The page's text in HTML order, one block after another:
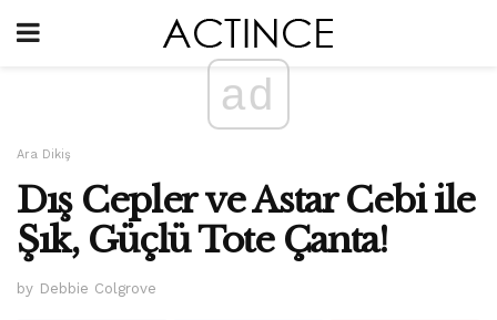
ad
Ara Dikiş
Dış Cepler ve Astar Cebi ile
Şık, Güçlü Tote Çanta!
by Debbie Colgrove